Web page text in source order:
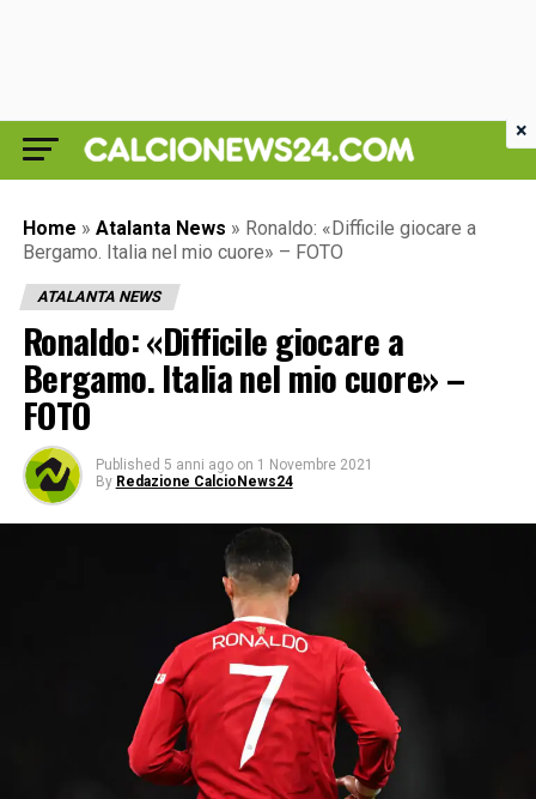
Home » Atalanta News » Ronaldo: «Difficile giocare a
Bergamo. Italia nel mio cuore» – FOTO
ATALANTA NEWS
Ronaldo: «Difficile giocare a
Bergamo. Italia nel mio cuore» –
FOTO
Published 5 anni ago on 1 Novembre 2021
By Redazione CalcioNews24
×